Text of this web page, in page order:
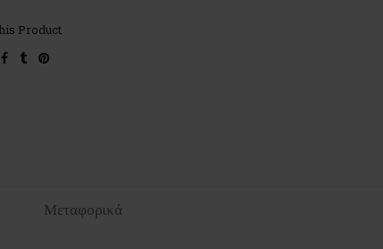
Product
facebook
tumblrpinterest
Μεταφορικά